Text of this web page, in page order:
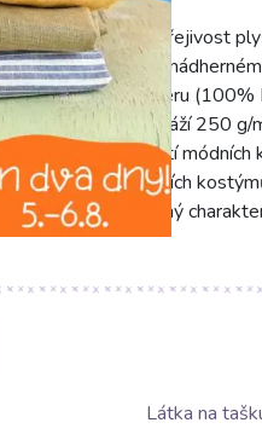
jemnost a hřejivost
materiál v
ze 100% polyesteru
135 cm a gramáží 250
Je ideální pro šití
doplňků, divadelních
projektům jedinečný
Látka na